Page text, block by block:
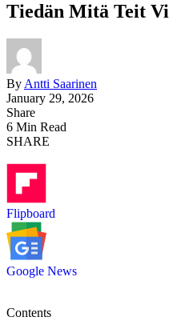
Tiedän Mitä Teit
By Antti Saarinen
January 29, 2026
Share
6 Min Read
SHARE
Flipboard
Google News
Contents